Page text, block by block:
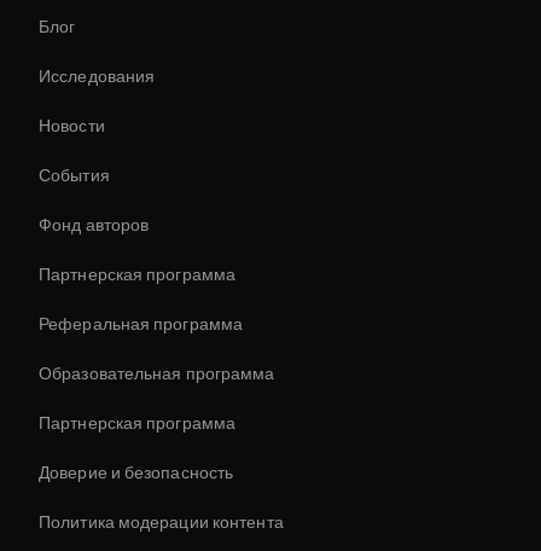
Ai Avatar In Retail
Ai-Powered Digital Assistant
Генератор миниатюр видео с искусственным
Блог
Исследования
Новости
События
Фонд авторов
Партнерская программа
Реферальная программа
Образовательная программа
Партнерская программа
Доверие и безопасность
Политика модерации контента